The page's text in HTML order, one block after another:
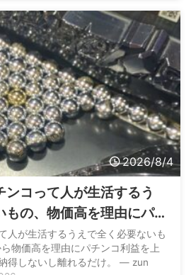
2026/8/4
コって人が生活するう
もの、物価高を理由にパ
させてもお客さんは納得
け」
人が生活するうえで全く必要ないも
物価高を理由にパチンコ利益を上
得しないし離れるだけ。 — zun